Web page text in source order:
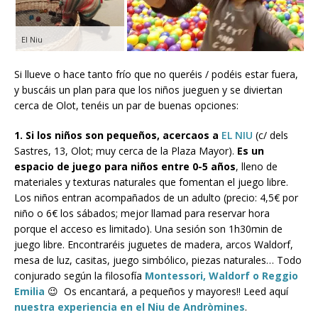
El Niu
Si llueve o hace tanto frío que no queréis / podéis estar fuera,
y buscáis un plan para que los niños jueguen y se diviertan
cerca de Olot, tenéis un par de buenas opciones:
1. Si los niños son pequeños, acercaos a EL NIU (c/ dels
Sastres, 13, Olot; muy cerca de la Plaza Mayor). Es un
espacio de juego para niños entre 0-5 años, lleno de
materiales y texturas naturales que fomentan el juego libre.
Los niños entran acompañados de un adulto (precio: 4,5€ por
niño o 6€ los sábados; mejor llamad para reservar hora
porque el acceso es limitado). Una sesión son 1h30min de
juego libre. Encontraréis juguetes de madera, arcos Waldorf,
mesa de luz, casitas, juego simbólico, piezas naturales… Todo
conjurado según la filosofía Montessori, Waldorf o Reggio
Emilia 😉 Os encantará, a pequeños y mayores!! Leed aquí
nuestra experiencia en el Niu de Andròmines.